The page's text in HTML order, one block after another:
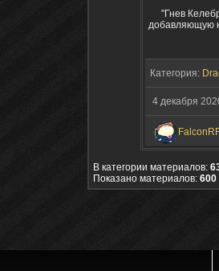
"Гнев
добавляющую
Категория:
4 декабря
В категории материалов:
Показано материалов: 600